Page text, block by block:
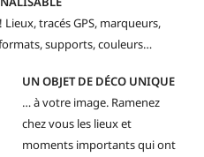
tracés GPS, marqueurs,
supports, couleurs…
UN OBJET DE DÉCO UNIQUE
… à votre image. Ramenez
chez vous les lieux et
moments importants qui ont